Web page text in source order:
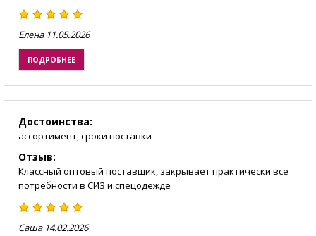
Елена 11.05.2026
ПОДРОБНЕЕ
Достоинства:
ассортимент, сроки поставки
Отзыв:
Классный оптовый поставщик, закрывает практически все
потребности в СИЗ и спецодежде
Саша 14.02.2026